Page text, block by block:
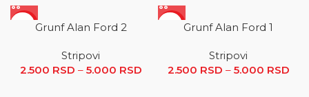
Grunf Alan Ford 2
Stripovi
2.500 RSD – 5.000 RSD
Raspon cena: od 2.500 RSD
Grunf Alan Ford 1
Stripovi
2.500 RSD – 5.000 RSD